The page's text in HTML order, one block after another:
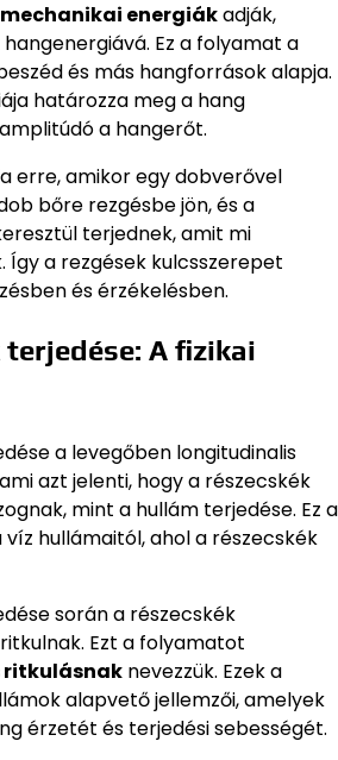
mechanikai energiákadják,
Ez a folyamat a
és más hangforrások alapja.
határozza meg a hang
a hangerőt.
erre, amikor egy dobverővel
bőre rezgésbe jön, és a
terjednek, amit mi
Így a rezgések kulcsszerepet
és érzékelésben.
A fizikai
a levegőben longitudinalis
azt jelenti, hogy a részecskék
mint a hullám terjedése. Ez a
hullámaitól, ahol a részecskék
során a részecskék
Ezt a folyamatot
ritkulásnak nevezzük. Ezek a
alapvető jellemzői, amelyek
érzetét és terjedési sebességét.